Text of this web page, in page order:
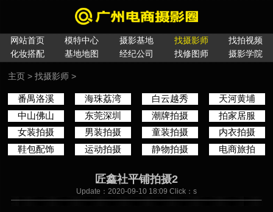
网站首页 模特中心 摄影基地 找摄影师
找拍视频
化妆搭配
基地地图 经纪公司 找修图师 摄影学院
主页 >找摄影师 >
番禺洛溪 海珠荔湾 白云越秀
天河黄埔
中山佛山
东莞深圳 潮牌拍摄
拍家居服
女装拍摄
男装拍摄 童装拍摄
内衣拍摄
鞋包配饰
运动拍摄 静物拍摄 电商旅拍
匠鑫社平铺拍摄2
Update：2020-09-10 18:09 Click： s